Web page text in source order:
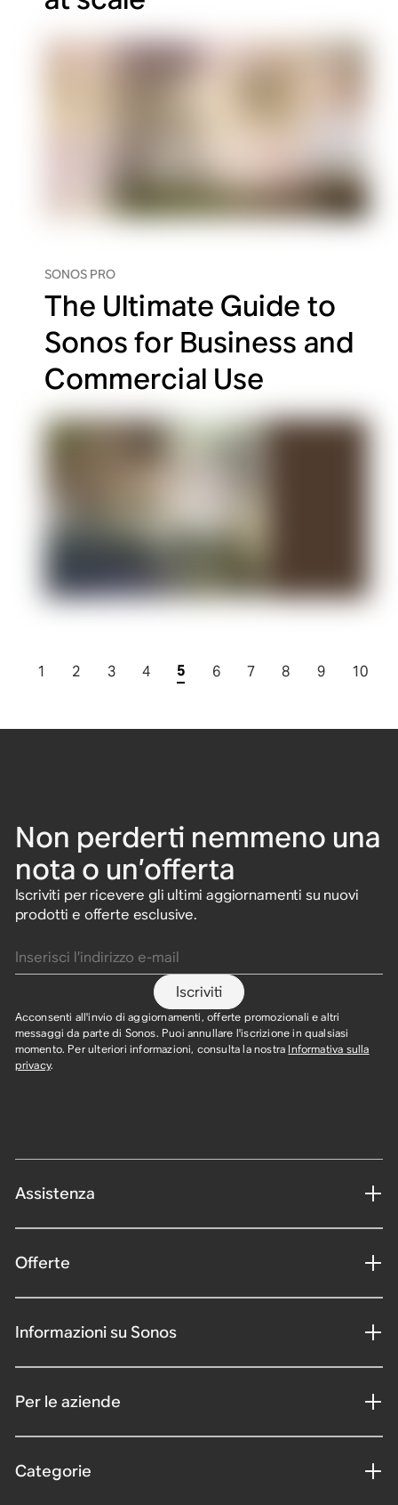
SONOS PRO
The Ultimate Guide to
Sonos for Business and
Commercial Use
1 2 3 4 5 6 7 8 9 10
Non perderti nemmeno una
nota o un’offerta
Iscriviti per ricevere gli ultimi aggiornamenti su nuovi
prodotti e offerte esclusive.
Iscriviti
Acconsenti all'invio di aggiornamenti, offerte promozionali e altri
messaggi da parte di Sonos. Puoi annullare l'iscrizione in qualsiasi
momento. Per ulteriori informazioni, consulta la nostra Informativa sulla
privacy.
Assistenza
Offerte
Informazioni su Sonos
Per le aziende
Categorie